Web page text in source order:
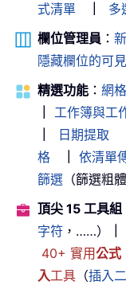
式清單
多
欄位管理員 ：
隱藏欄位的可
精選功能 ： 網
工作簿與工
日期提取
格
依清單
篩選 （篩選粗
頂尖 15 工具組
字符 ，……）
40+ 實用公式
入工具 （插入